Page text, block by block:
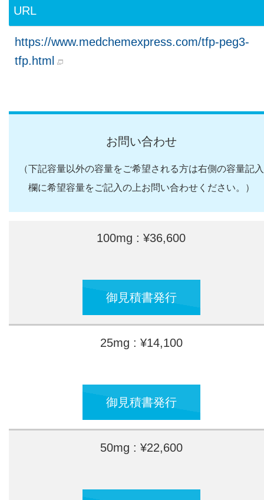
URL
https://www.medchemexpress.com/tfp-peg3-
tfp.html
お問い合わせ
（下記容量以外の容量をご希望される方は右側の容量記入
欄に希望容量をご記入の上お問い合わせください。）
100mg : ¥36,600
御見積書発行
25mg : ¥14,100
御見積書発行
50mg : ¥22,600